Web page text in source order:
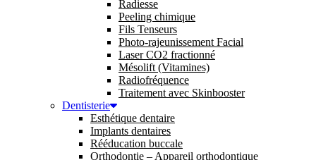
Radiesse
Peeling chimique
Fils Tenseurs
Photo-rajeunissement Facial
Laser CO2 fractionné
Mésolift (Vitamines)
Radiofréquence
Traitement avec Skinbooster
Dentisterie
Esthétique dentaire
Implants dentaires
Rééducation buccale
Orthodontie – Appareil orthodontique